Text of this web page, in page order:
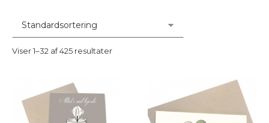
Viser 1–32 af 425 resultater